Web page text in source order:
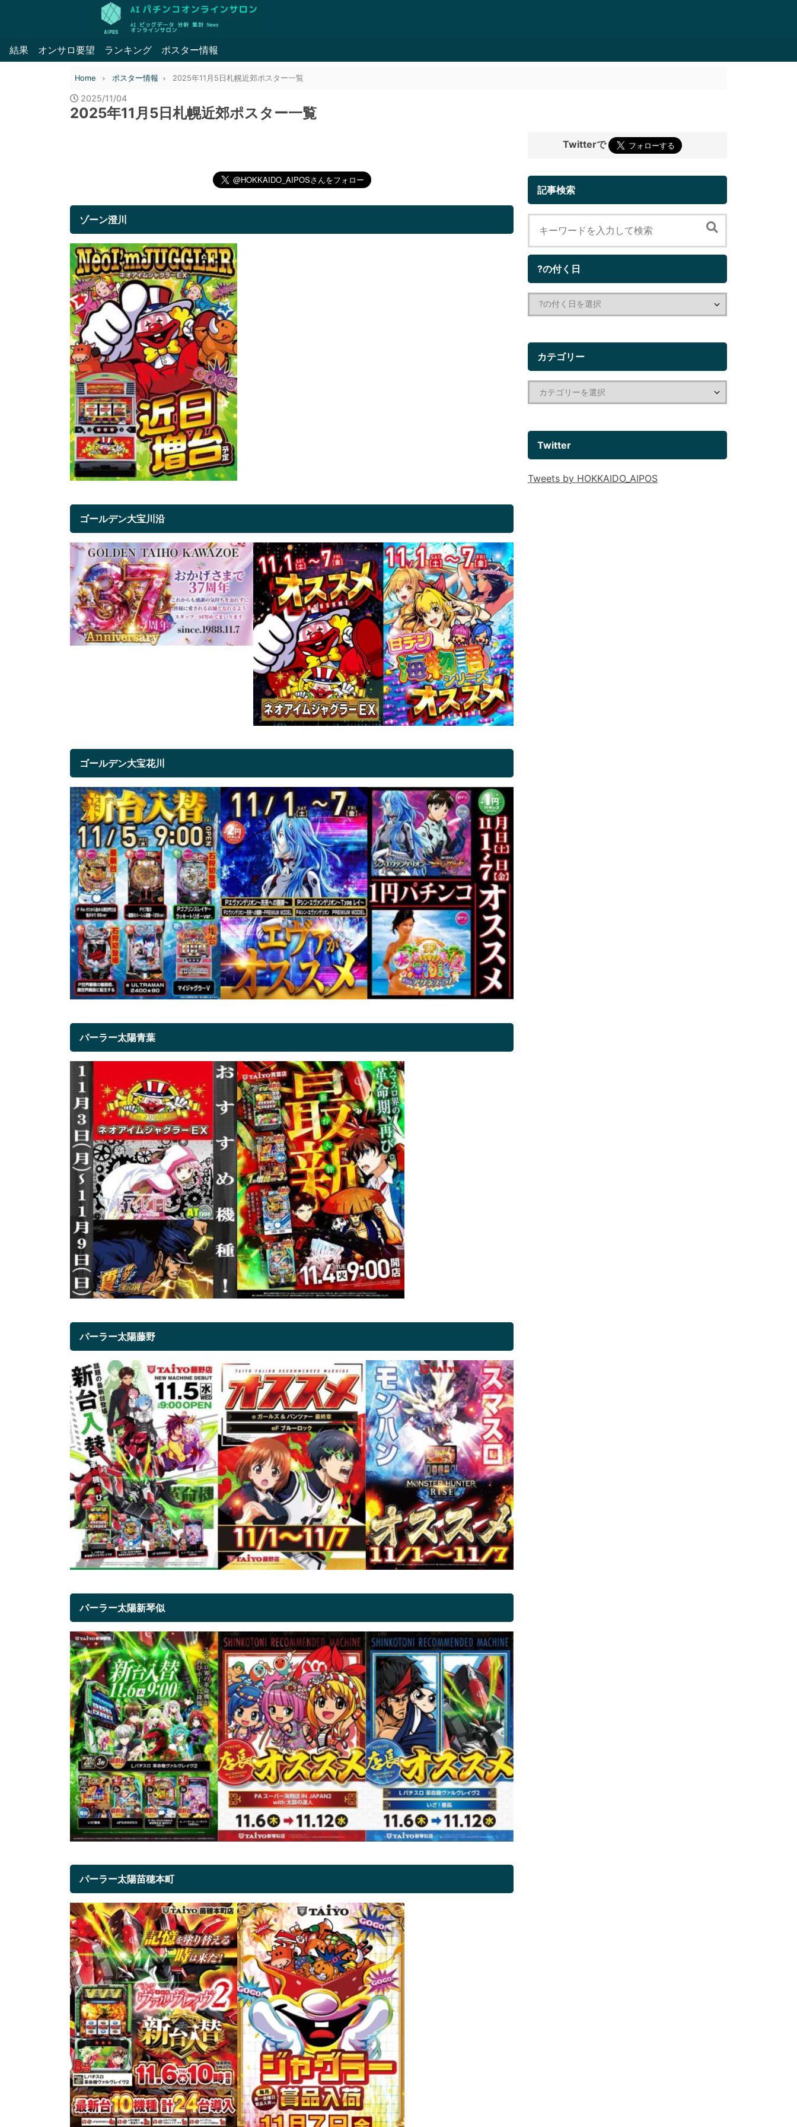
結果 オンサロ要望 ランキング ポスター情報
Home ポスター情報 2025年11月5日札幌近郊ポスター一覧
2025/11/04
2025年11月5日札幌近郊ポスター一覧
ゾーン澄川
ゴールデン大宝川沿
ゴールデン大宝花川
パーラー太陽青葉
パーラー太陽藤野
パーラー太陽新琴似
パーラー太陽苗穂本町
Twitterで
記事検索
?の付く日
カテゴリー
Twitter
Tweets by HOKKAIDO_AIPOS